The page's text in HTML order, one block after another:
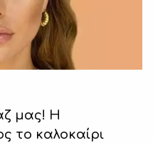
μας! Η
το καλοκαίρι